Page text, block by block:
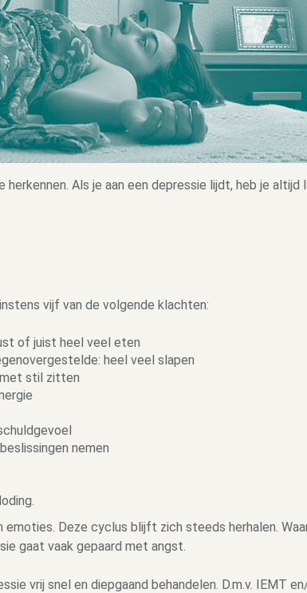
Als je aan een depressie lijdt, heb je altijd
vijf van de volgende klachten:
of juist heel veel eten
heel veel slapen
stil zitten
nemen
emoties. Deze cyclus blijft zich steeds herhalen.
gaat vaak gepaard met angst.
vrij snel en diepgaand behandelen. D.m.v. IEMT